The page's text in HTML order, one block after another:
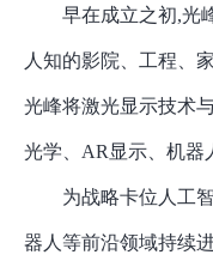
早在成立之初,光
人知的影院、工程、
光峰将激光显示技术
光学、AR显示、机器
为战略卡位人工
器人等前沿领域持续